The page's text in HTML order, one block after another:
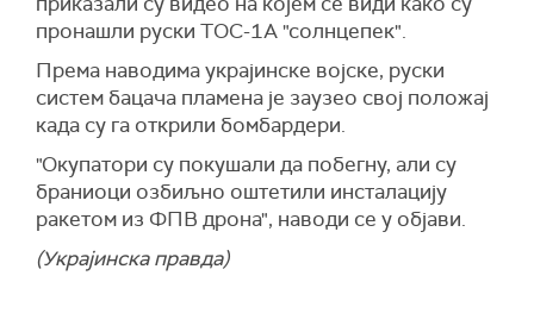
разговарали о могућности окончања рата
између Русије и Украјине".
(Танјуг, NBC News)
пронашли руски ТОС-1А "солнцепек".
Према наводима украјинске војске, руски
систем бацача пламена је заузео свој положај
када су га открили бомбардери.
"Окупатори су покушали да побегну, али су
браниоци озбиљно оштетили инсталацију
ракетом из ФПВ дрона", наводи се у објави.
(Украјинска правда)